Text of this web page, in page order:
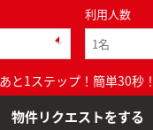
利用人数
あと1ステップ！簡単30秒！
物件リクエストをする